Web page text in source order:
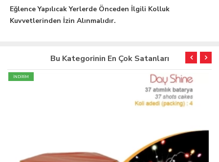
Eğlence Yapılıcak Yerlerde Önceden İlgili Kolluk
Kuvvetlerinden İzin Alınmalıdır.
Bu Kategorinin En Çok Satanları
İNDİRİM